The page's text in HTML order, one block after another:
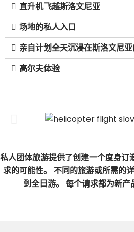
直升机飞越斯洛文尼亚
场地的私人入口
亲自计划全天沉浸在斯洛文尼
高尔夫体验
私人团体旅游提供了创建一个度身订
求的可能性。 不同的旅游或所需的
到全日游。 每个请求都为新产